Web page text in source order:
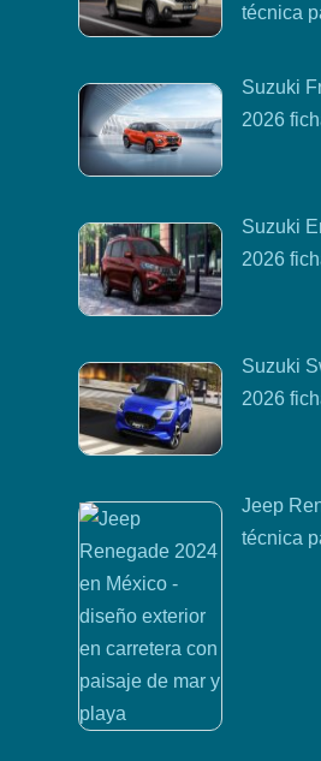
técnica
Suzuki
2026
Suzuki
2026
Suzuki
2026
Jeep
técnica